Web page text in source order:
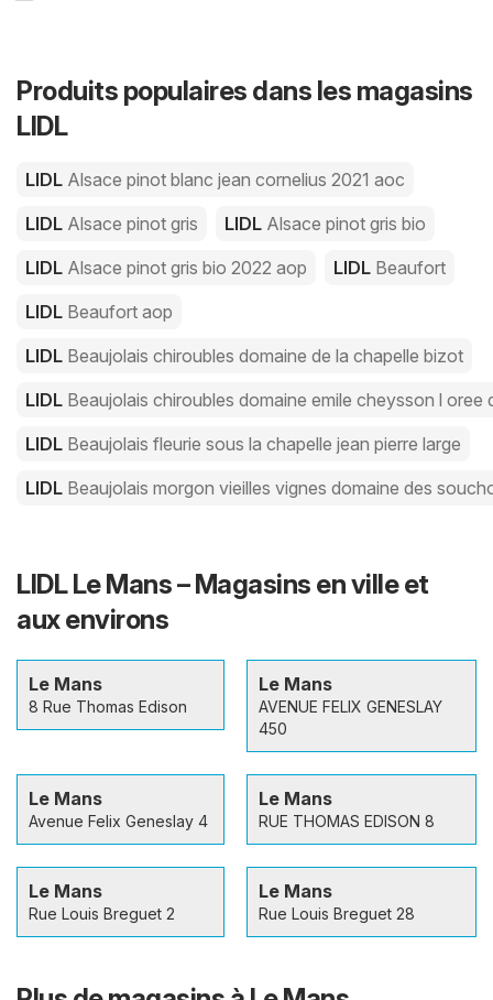
Produits populaires dans les magasins
LIDL
LIDL Alsace pinot blanc jean cornelius 2021 aoc
LIDL Alsace pinot gris LIDL Alsace pinot gris bio
LIDL Alsace pinot gris bio 2022 aop LIDL Beaufort
LIDL Beaufort aop
LIDL Beaujolais chiroubles domaine de la chapelle bizot
LIDL Beaujolais chiroubles domaine emile cheysson l oree
LIDL Beaujolais fleurie sous la chapelle jean pierre large
LIDL Beaujolais morgon vieilles vignes domaine des
LIDL Le Mans – Magasins en ville et
aux environs
Le Mans
8 Rue Thomas Edison
Le Mans
AVENUE FELIX GENESLAY
450
Le Mans
Avenue Felix Geneslay 4
Le Mans
RUE THOMAS EDISON 8
Le Mans
Rue Louis Breguet 2
Le Mans
Rue Louis Breguet 28